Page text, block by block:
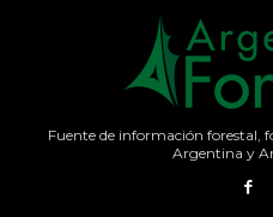
Fuente de información forestal,
Argentina y